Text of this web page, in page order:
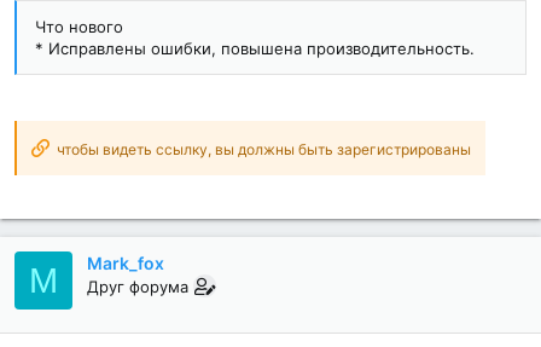
Что нового
* Исправлены ошибки, повышена производительность.
чтобы видеть ссылку, вы должны быть зарегистрированы
M Mark_fox
Друг форума